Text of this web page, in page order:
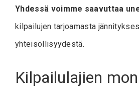
Yhdessä voimme saavuttaa
kilpailujen tarjoamasta
yhteisöllisyydestä.
Kilpailulajien